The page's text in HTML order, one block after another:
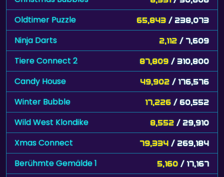
Oldtimer Puzzle 65,843 / 238,073
Ninja Darts 2,112 / 7,609
Tiere Connect 2 87,809 / 310,800
Candy House 49,902 / 176,576
Winter Bubble 17,226 / 60,552
Wild West Klondike 8,552 / 29,910
Xmas Connect 79,334 / 269,184
Berühmte Gemälde 1 5,160 / 17,167